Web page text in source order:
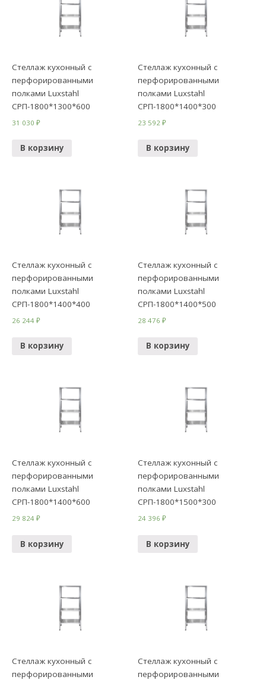
Стеллаж кухонный с
перфорированными
полками Luxstahl
СРП-1800*1300*600
31 030₽
В корзину
Стеллаж кухонный с
перфорированными
полками Luxstahl
СРП-1800*1400*300
23 592₽
В корзину
Стеллаж кухонный с
перфорированными
полками Luxstahl
СРП-1800*1400*400
26 244₽
В корзину
Стеллаж кухонный с
перфорированными
полками Luxstahl
СРП-1800*1400*500
28 476₽
В корзину
Стеллаж кухонный с
перфорированными
полками Luxstahl
СРП-1800*1400*600
29 824₽
В корзину
Стеллаж кухонный с
перфорированными
полками Luxstahl
СРП-1800*1500*300
24 396₽
В корзину
Стеллаж кухонный с
перфорированными
Стеллаж кухонный с
перфорированными